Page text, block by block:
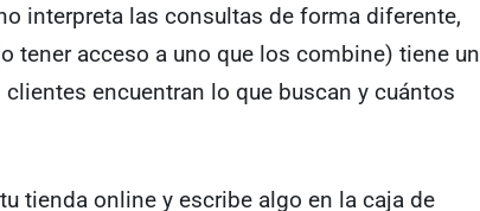
interpreta las consultas de forma diferente,
tener acceso a uno que los combine) tiene un
encuentran lo que buscan y cuántos
tienda online y escribe algo en la caja de